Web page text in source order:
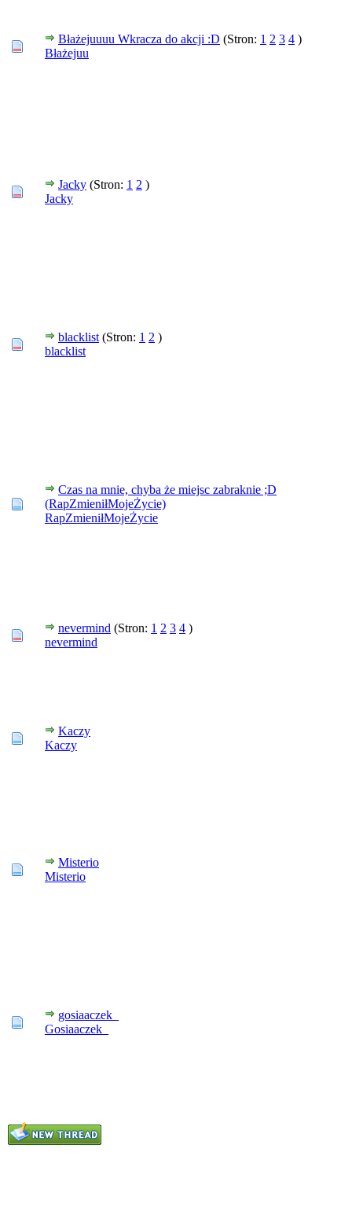
Błażejuuuu Wkracza do akcji :D (Stron: 1 2 3 4 )
Błażejuu
Jacky (Stron: 1 2 )
Jacky
blacklist (Stron: 1 2 )
blacklist
Czas na mnie, chyba że miejsc zabraknie ;D
(RapZmieniłMojeŻycie)
RapZmieniłMojeŻycie
nevermind (Stron: 1 2 3 4 )
nevermind
Kaczy
Kaczy
Misterio
Misterio
gosiaaczek_
Gosiaaczek_